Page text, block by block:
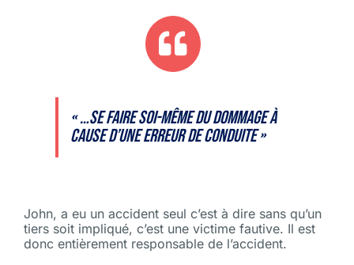
« …se faire soi-même du dommage à
cause d’une erreur de conduite »
John, a eu un accident seul c’est à dire sans qu’un
tiers soit impliqué, c’est une victime fautive. Il est
donc entièrement responsable de l’accident.